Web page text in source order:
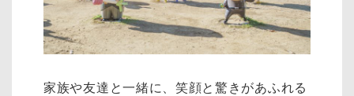
家族や友達と一緒に、笑顔と驚きがあふれる